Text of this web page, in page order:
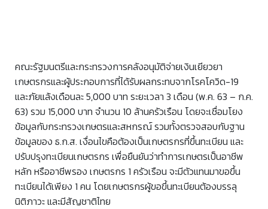
คณะรัฐมนตรีและกระทรวงการคลังอนุมัติจ่ายเงินเยียวยา
เกษตรกรและผู้ประกอบการที่ได้รับผลกระทบจากโรคโควิด-19
และภัยแล้งเดือนละ 5,000 บาท ระยะเวลา 3 เดือน (พ.ค. 63 – ก.ค.
63) รวม 15,000 บาท จำนวน 10 ล้านครัวเรือน โดยจะเชื่อมโยง
ข้อมูลกับกระทรวงเกษตรและสหกรณ์ รวมทั้งตรวจสอบกับฐาน
ข้อมูลของ ธ.ก.ส. เงื่อนไขคือต้องเป็นเกษตรกรที่ขึ้นทะเบียน และ
ปรับปรุงทะเบียนเกษตรกร เพื่อยืนยันว่าทำการเกษตรเป็นอาชีพ
หลัก หรืออาชีพรอง เกษตรกร 1 ครัวเรือน จะมีตัวแทนมาขอขึ้น
ทะเบียนได้เพียง 1 คน โดยเกษตรกรผู้ขอขึ้นทะเบียนต้องบรรลุ
นิติภาวะ และมีสัญชาติไทย